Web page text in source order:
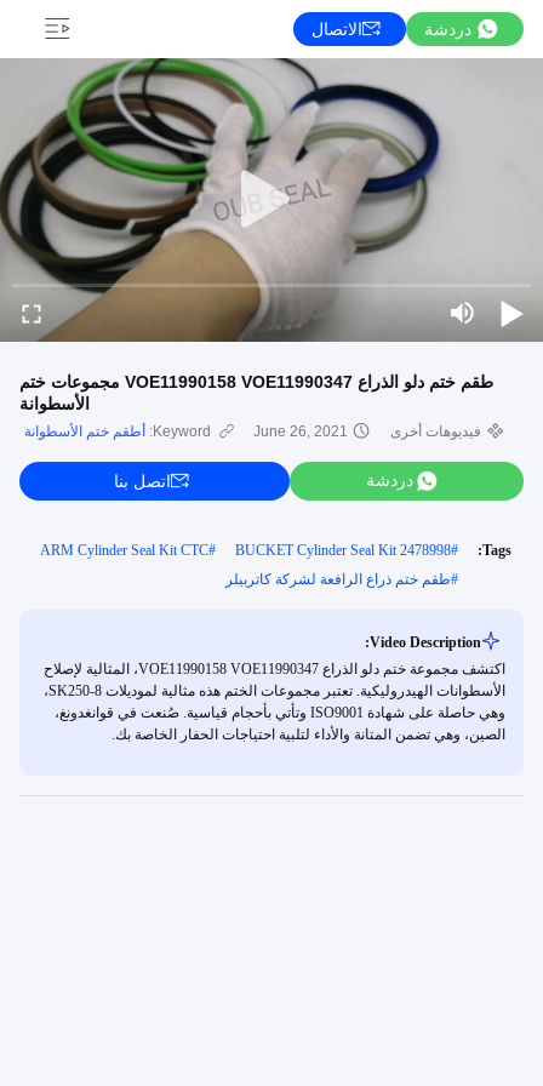
دردشة الاتصال
طقم ختم دلو الذراع VOE11990158 VOE11990347 مجموعات ختم
الأسطوانة
فيديوهات أخرى June 26, 2021
Keyword: أطقم ختم الأسطوانة
دردشة اتصل بنا
Tags:
#
BUCKET Cylinder Seal Kit 2478998
#
ARM Cylinder Seal Kit CTC
#طقم ختم ذراع الرافعة لشركة كاتربيلر
Video Description:
اكتشف مجموعة ختم دلو الذراع VOE11990158 VOE11990347، المثالية لإصلاح
الأسطوانات الهيدروليكية. تعتبر مجموعات الختم هذه مثالية لموديلات SK250-8،
وهي حاصلة على شهادة ISO9001 وتأتي بأحجام قياسية. صُنعت في قوانغدونغ،
الصين، وهي تضمن المتانة والأداء لتلبية احتياجات الحفار الخاصة بك.